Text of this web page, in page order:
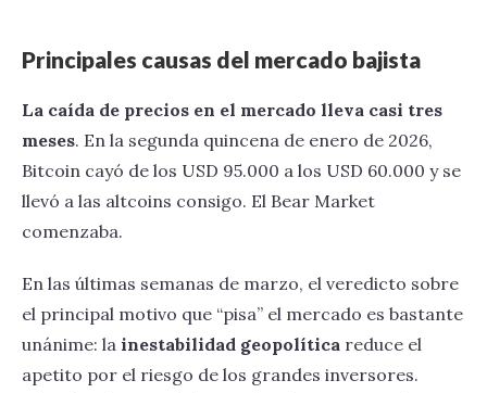
Principales causas del mercado bajista
La caída de precios en el mercado lleva casi tres
meses. En la segunda quincena de enero de 2026,
Bitcoin cayó de los USD 95.000 a los USD 60.000 y se
llevó a las altcoins consigo. El Bear Market
comenzaba.
En las últimas semanas de marzo, el veredicto sobre
el principal motivo que “pisa” el mercado es bastante
unánime: la inestabilidad geopolítica reduce el
apetito por el riesgo de los grandes inversores.